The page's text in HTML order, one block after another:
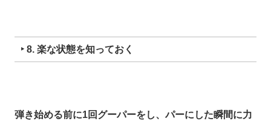
‣ 8. 楽な状態を知っておく
弾き始める前に1回グーパーをし、パーにした瞬間に力